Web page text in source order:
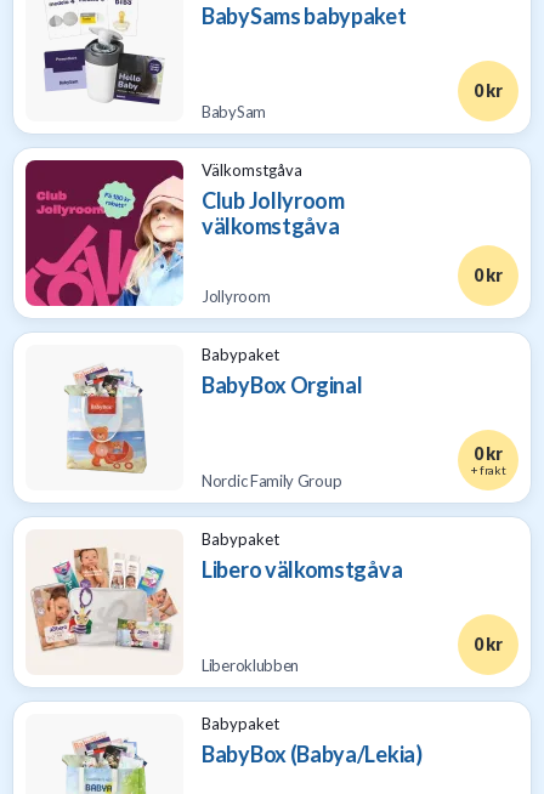
BabySams babypaket
BabySam
0 kr
Välkomstgåva
Club Jollyroom
välkomstgåva
Jollyroom
0 kr
Babypaket
BabyBox Orginal
Nordic Family Group
0 kr
+ frakt
Babypaket
Libero välkomstgåva
Liberoklubben
0 kr
Babypaket
BabyBox (Babya/Lekia)